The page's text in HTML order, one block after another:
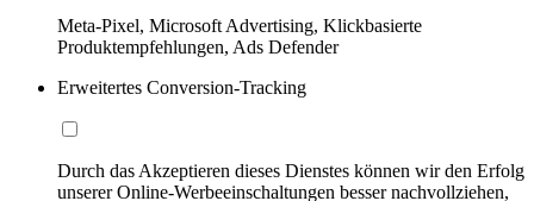
Meta-Pixel, Microsoft Advertising, Klickbasierte
Produktempfehlungen, Ads Defender
Erweitertes Conversion-Tracking
Durch das Akzeptieren dieses Dienstes können wir den Erfolg
unserer Online-Werbeeinschaltungen besser nachvollziehen,